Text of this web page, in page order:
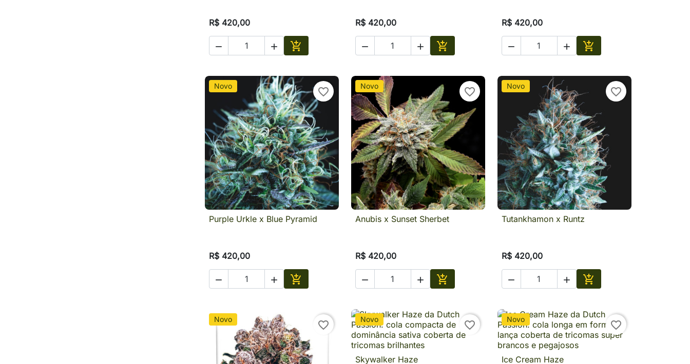
R$ 420,00
  
Adicionar
R$ 420,00
  
Adicionar
R$ 420,00
  
Adicionar
Novo favorite_border
 Visualização rápida
Purple Urkle x Blue Pyramid
R$ 420,00
  
Adicionar
Novo favorite_border
 Visualização rápida
Anubis x Sunset Sherbet
R$ 420,00
  
Adicionar
Novo favorite_border
 Visualização rápida
Tutankhamon x Runtz
R$ 420,00
  
Adicionar
Novo favorite_border Novo favorite_border
Skywalker Haze
Novo favorite_border
Ice Cream Haze